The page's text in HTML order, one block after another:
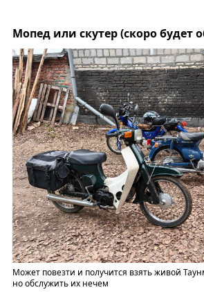
Мопед или скутер (скоро будет
Может повезти и получится взять живой
но обслужить их нечем